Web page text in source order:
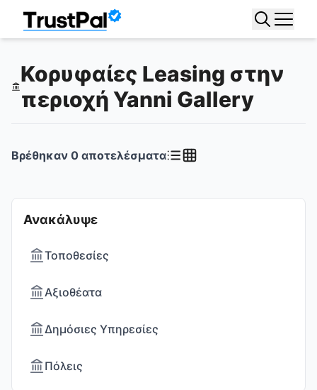
Κορυφαίες Leasing στην
περιοχή Yanni Gallery
Ανακάλυψε
Τοποθεσίες
Αξιοθέατα
Δημόσιες Υπηρεσίες
Πόλεις
Βρέθηκαν 0 αποτελέσματα